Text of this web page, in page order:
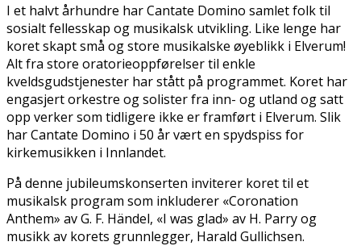
I et halvt århundre har Cantate Domino samlet folk til
sosialt fellesskap og musikalsk utvikling. Like lenge har
koret skapt små og store musikalske øyeblikk i Elverum!
Alt fra store oratorieoppførelser til enkle
kveldsgudstjenester har stått på programmet. Koret har
engasjert orkestre og solister fra inn- og utland og satt
opp verker som tidligere ikke er framført i Elverum. Slik
har Cantate Domino i 50 år vært en spydspiss for
kirkemusikken i Innlandet.
På denne jubileumskonserten inviterer koret til et
musikalsk program som inkluderer «Coronation
Anthem» av G. F. Händel, «I was glad» av H. Parry og
musikk av korets grunnlegger, Harald Gullichsen.